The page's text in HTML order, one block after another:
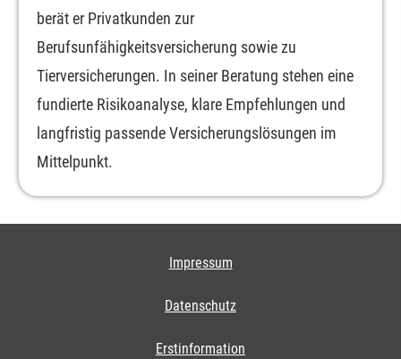
berät er Privatkunden zur
Berufsunfähigkeitsversicherung sowie zu
Tierversicherungen. In seiner Beratung stehen eine
fundierte Risikoanalyse, klare Empfehlungen und
langfristig passende Versicherungslösungen im
Mittelpunkt.
Impressum
Datenschutz
Erstinformation